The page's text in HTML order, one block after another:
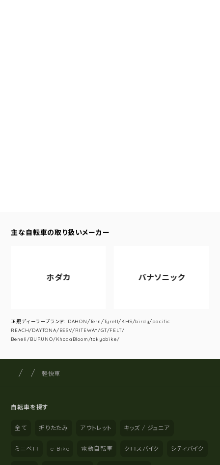
主な自転車の取り扱いメーカー
ホダカ パナソニック
正規ディーラーブランド: DAHON/Tern/Tyrell/KHS/birdy/pacific
REACH/DAYTONA/BESV/RITEWAY/GT/FELT/
Beneli/BURUNO/KhodaBloom/tokyobike/
サイト内の現在地
サイクルショップナカゴヤ
軽快車
自転車を探す
全て 折りたたみ アウトレット キッズ / ジュニア
ミニベロ e-Bike 電動自転車 クロスバイク シティバイク